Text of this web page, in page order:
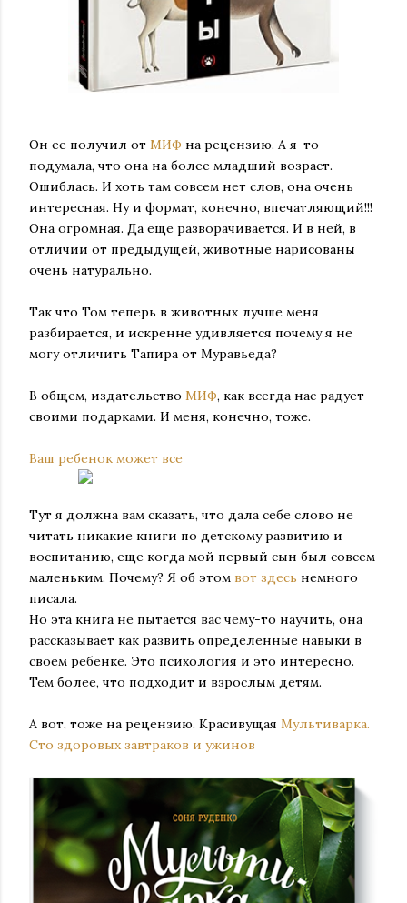
Он ее получил от МИФ на рецензию. А я-то
подумала, что она на более младший возраст.
Ошиблась. И хоть там совсем нет слов, она очень
интересная. Ну и формат, конечно, впечатляющий!!!
Она огромная. Да еще разворачивается. И в ней, в
отличии от предыдущей, животные нарисованы
очень натурально.
Так что Том теперь в животных лучше меня
разбирается, и искренне удивляется почему я не
могу отличить Тапира от Муравьеда?
В общем, издательство МИФ, как всегда нас радует
своими подарками. И меня, конечно, тоже.
Ваш ребенок может все
Тут я должна вам сказать, что дала себе слово не
читать никакие книги по детскому развитию и
воспитанию, еще когда мой первый сын был совсем
маленьким. Почему? Я об этом вот здесь немного
писала.
Но эта книга не пытается вас чему-то научить, она
рассказывает как развить определенные навыки в
своем ребенке. Это психология и это интересно.
Тем более, что подходит и взрослым детям.
А вот, тоже на рецензию. Красивущая Мультиварка.
Сто здоровых завтраков и ужинов